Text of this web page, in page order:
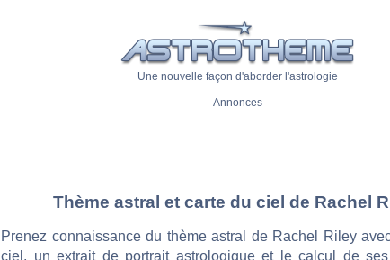
Une nouvelle façon d'aborder l'astrologie
Annonces
Thème astral et carte du ciel de Rachel
Prenez connaissance du thème astral de Rachel Riley
ciel, un extrait de portrait astrologique et le calcul de